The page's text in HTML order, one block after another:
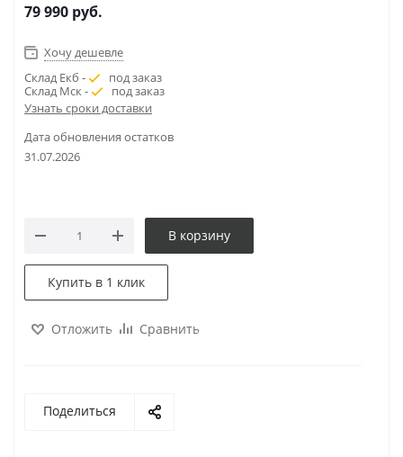
79 990 руб.
Хочу дешевле
Склад Екб -
под заказ
Склад Мск -
под заказ
Узнать сроки доставки
Дата обновления остатков
31.07.2026
В корзину
Купить в 1 клик
Отложить Сравнить
Поделиться